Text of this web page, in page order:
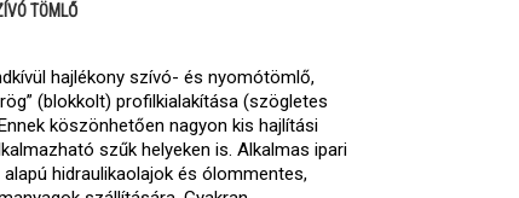
TÖMLŐ
hajlékony szívó- és nyomótömlő,
(blokkolt) profilkialakítása (szögletes
köszönhetően nagyon kis hajlítási
szűk helyeken is. Alkalmas ipari
hidraulikaolajok és ólommentes,